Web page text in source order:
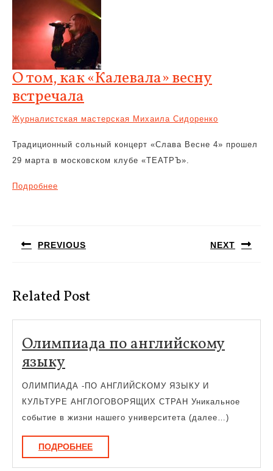
О том, как «Калевала» весну
встречала
Журналистская мастерская Михаила Сидоренко
Традиционный сольный концерт «Слава Весне 4» прошел
29 марта в московском клубе «ТЕАТРЪ».
Подробнее
записям
PREVIOUS NEXT
Related Post
Олимпиада по английскому
языкуОлимпиада
по
английскому
языку
ОЛИМПИАДА -ПО АНГЛИЙСКОМУ ЯЗЫКУ И
КУЛЬТУРЕ АНГЛОГОВОРЯЩИХ СТРАН Уникальное
событие в жизни нашего университета (далее…)
ПОДРОБНЕЕПОДРОБНЕЕ